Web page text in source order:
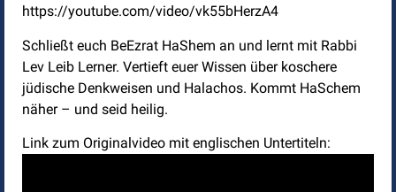
https://youtube.com/video/vk55bHerzA4
Schließt euch BeEzrat HaShem an und lernt mit Rabbi
Lev Leib Lerner. Vertieft euer Wissen über koschere
jüdische Denkweisen und Halachos. Kommt HaSchem
näher – und seid heilig.
Link zum Originalvideo mit englischen Untertiteln: